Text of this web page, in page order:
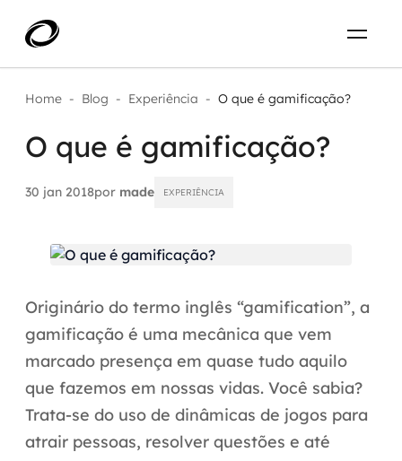
O que resolvemos
Aplicar IA com impacto real
Agentes de IA
Aceleradores de IA
Automação inteligente
Integração de IA
Projetos
Carreira
PT-BR
ENTRE EM CONTATO
Home - Blog - Experiência - O que é gamificação?
O que é gamificação?
30 jan 2018por made EXPERIÊNCIA
Originário do termo inglês “gamification”, a
gamificação é uma mecânica que vem
marcado presença em quase tudo aquilo
que fazemos em nossas vidas. Você sabia?
Trata-se do uso de dinâmicas de jogos para
atrair pessoas, resolver questões e até